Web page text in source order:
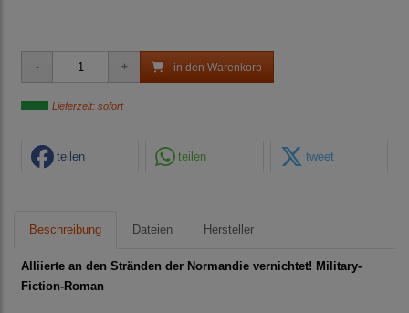
in den Warenkorb
Lieferzeit: sofort
teilen teilen tweet
Beschreibung Dateien Hersteller
Alliierte an den Stränden der Normandie vernichtet! Military-
Fiction-Roman